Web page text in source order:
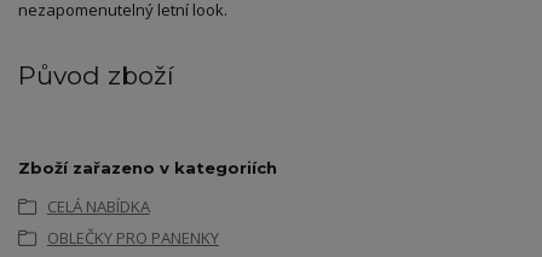
nezapomenutelný letní look.
Původ zboží
Zboží zařazeno v kategoriích
CELÁ NABÍDKA
OBLEČKY PRO PANENKY